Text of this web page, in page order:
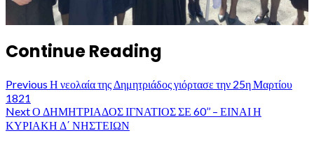
Continue Reading
Previous Η νεολαία της Δημητριάδος γιόρτασε την 25η Μαρτίου
1821
NextΟ ΔΗΜΗΤΡΙΑΔΟΣ ΙΓΝΑΤΙΟΣ ΣΕ 60’’ – ΕΙΝΑΙ Η
ΚΥΡΙΑΚΗ Δ΄ ΝΗΣΤΕΙΩΝ